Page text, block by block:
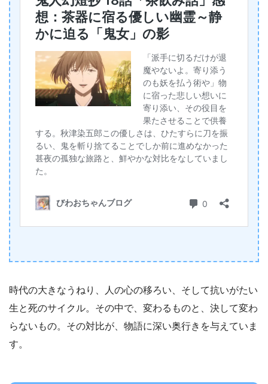
時代の大きなうねり、人の心の移ろい、そして抗いがたい
生と死のサイクル。その中で、変わるものと、決して変わ
らないもの。その対比が、物語に深い奥行きを与えていま
す。